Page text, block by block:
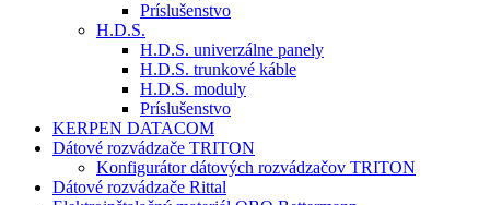
Príslušenstvo
H.D.S.
H.D.S. univerzálne panely
H.D.S. trunkové káble
H.D.S. moduly
Príslušenstvo
KERPEN DATACOM
Dátové rozvádzače TRITON
Konfigurátor dátových rozvádzačov TRITON
Dátové rozvádzače Rittal